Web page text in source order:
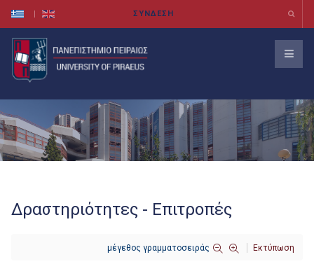
Δραστηριότητες - Επιτροπές
μέγεθος γραμματοσειράς Εκτύπωση